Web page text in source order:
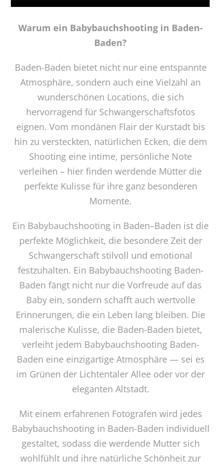
Warum ein Babybauchshooting in Baden-
Baden?
Baden-Baden bietet nicht nur eine entspannte
Atmosphäre, sondern auch eine Vielzahl an
wunderschönen Locations, die sich
hervorragend für Schwangerschaftsfotos
eignen. Vom mondänen Flair der Kurstadt bis
hin zu versteckten, natürlichen Ecken, die dem
Shooting eine intime, persönliche Note
verleihen – hier finden werdende Mütter die
perfekte Kulisse für ihre ganz besonderen
Momente.
Ein Babybauchshooting in Baden–Baden ist die
perfekte Möglichkeit, die besondere Zeit der
Schwangerschaft stilvoll und emotional
festzuhalten. Ein Babybauchshooting Baden-
Baden fängt nicht nur die Vorfreude auf das
Baby ein, sondern schafft auch wertvolle
Erinnerungen, die ein Leben lang bleiben. Die
malerische Kulisse, die Baden-Baden bietet,
verleiht jedem Babybauchshooting Baden-
Baden eine einzigartige Atmosphäre — sei es
im Grünen der Lichtentaler Allee oder vor der
eleganten Altstadt.
Mit einem erfahrenen Fotografen wird jedes
Babybauchshooting in Baden-Baden individuell
gestaltet, sodass die werdende Mutter sich
wohlfühlt und ihre natürliche Schönheit zur